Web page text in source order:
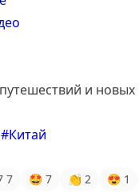
и новых
#Китай
7 🤩 7 👏 2 😍 1